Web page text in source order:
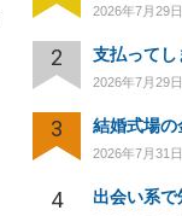
2026年7月29日
2
2026年7月29日
3
2026年7月31日
4